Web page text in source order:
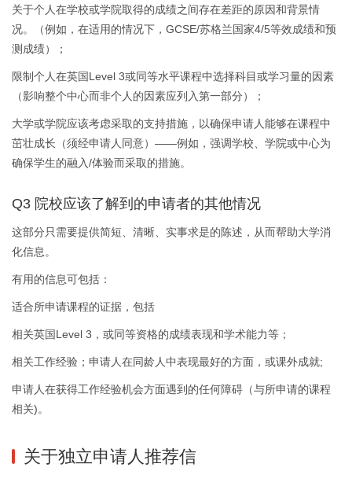
关于个人在学校或学院取得的成绩之间存在差距的原因和背景情
况。（例如，在适用的情况下，GCSE/苏格兰国家4/5等效成绩和预
测成绩）；
限制个人在英国Level 3或同等水平课程中选择科目或学习量的因素
（影响整个中心而非个人的因素应列入第一部分）；
大学或学院应该考虑采取的支持措施，以确保申请人能够在课程中
茁壮成长（须经申请人同意）——例如，强调学校、学院或中心为
确保学生的融入/体验而采取的措施。
Q3 院校应该了解到的申请者的其他情况
这部分只需要提供简短、清晰、实事求是的陈述，从而帮助大学消
化信息。
有用的信息可包括：
适合所申请课程的证据，包括
相关英国Level 3，或同等资格的成绩表现和学术能力等；
相关工作经验；申请人在同龄人中表现最好的方面，或课外成就;
申请人在获得工作经验机会方面遇到的任何障碍（与所申请的课程
相关)。
关于独立申请人推荐信